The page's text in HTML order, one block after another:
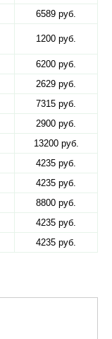
6589 руб.
1200 руб.
6200 руб.
2629 руб.
7315 руб.
2900 руб.
13200 руб.
4235 руб.
4235 руб.
8800 руб.
4235 руб.
4235 руб.